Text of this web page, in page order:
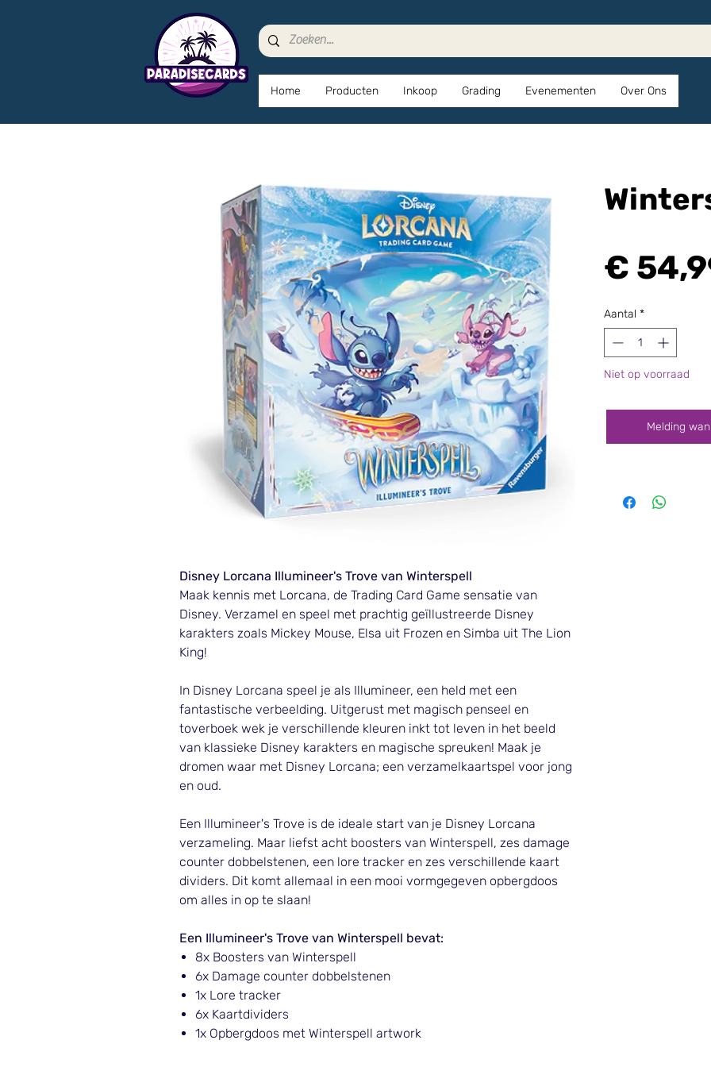
Home Producten Inkoop Grading Evenementen Over Ons
Disney Lorcana Illumineer's Trove van Winterspell
Maak kennis met Lorcana, de Trading Card Game sensatie van
Disney. Verzamel en speel met prachtig geïllustreerde Disney
karakters zoals Mickey Mouse, Elsa uit Frozen en Simba uit The Lion
King!
In Disney Lorcana speel je als Illumineer, een held met een
fantastische verbeelding. Uitgerust met magisch penseel en
toverboek wek je verschillende kleuren inkt tot leven in het beeld
van klassieke Disney karakters en magische spreuken! Maak je
dromen waar met Disney Lorcana; een verzamelkaartspel voor jong
en oud.
Een Illumineer's Trove is de ideale start van je Disney Lorcana
verzameling. Maar liefst acht boosters van Winterspell, zes damage
counter dobbelstenen, een lore tracker en zes verschillende kaart
dividers. Dit komt allemaal in een mooi vormgegeven opbergdoos
om alles in op te slaan!
Een Illumineer's Trove van Winterspell bevat:
8x Boosters van Winterspell
6x Damage counter dobbelstenen
1x Lore tracker
6x Kaartdividers
1x Opbergdoos met Winterspell artwork
€
Aantal *
Niet op voorraad
Melding